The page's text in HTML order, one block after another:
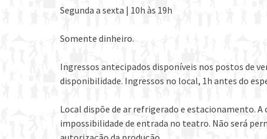
Segunda a sexta | 10h às 19h
Somente dinheiro.
Ingressos antecipados disponíveis nos postos de
disponibilidade. Ingressos no local, 1h antes do
Local dispõe de ar refrigerado e estacionamento.
impossibilidade de entrada no teatro. Não será